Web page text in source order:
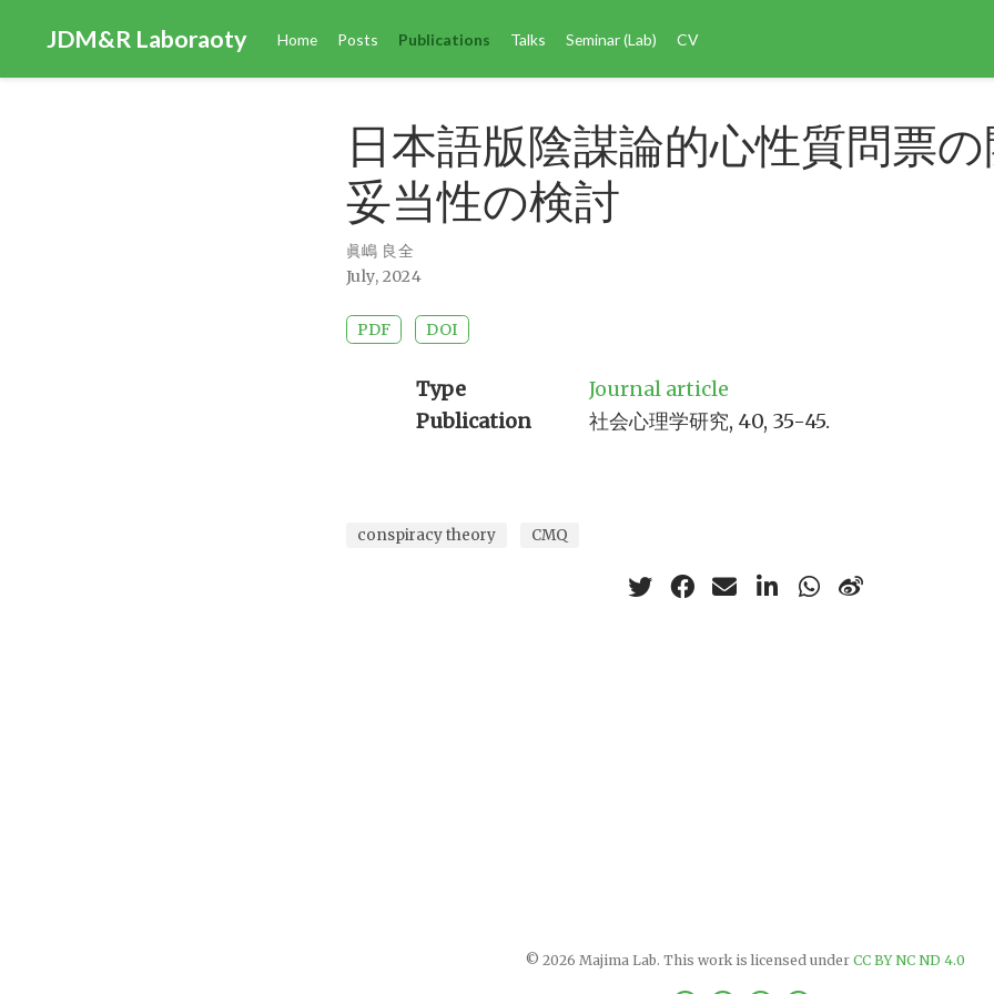
JDM&R Laboraoty Home Posts Publications Talks Seminar (Lab) CV
日本語版陰謀論的心性質問票
妥当性の検討
眞嶋 良全
July, 2024
PDF DOI
Type
Journal article
Publication
社会心理学研究, 40, 35-45.
conspiracy theory CMQ
© 2026 Majima Lab. This work is licensed under CC BY NC ND 4.0